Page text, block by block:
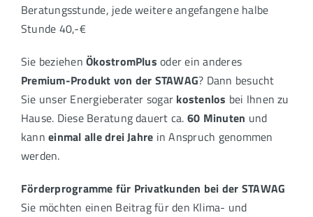
Beratungsstunde, jede weitere angefangene halbe
Stunde 40,-€
Sie beziehenÖkostromPlus oder ein anderes
Premium-Produkt von der STAWAG? Dann besucht
Sie unser Energieberater sogar kostenlos bei Ihnen zu
Hause. Diese Beratung dauert ca. 60 Minuten und
kanneinmal alle drei Jahre in Anspruch genommen
werden.
Förderprogramme für Privatkunden bei der STAWAG
Sie möchten einen Beitrag für den Klima- und